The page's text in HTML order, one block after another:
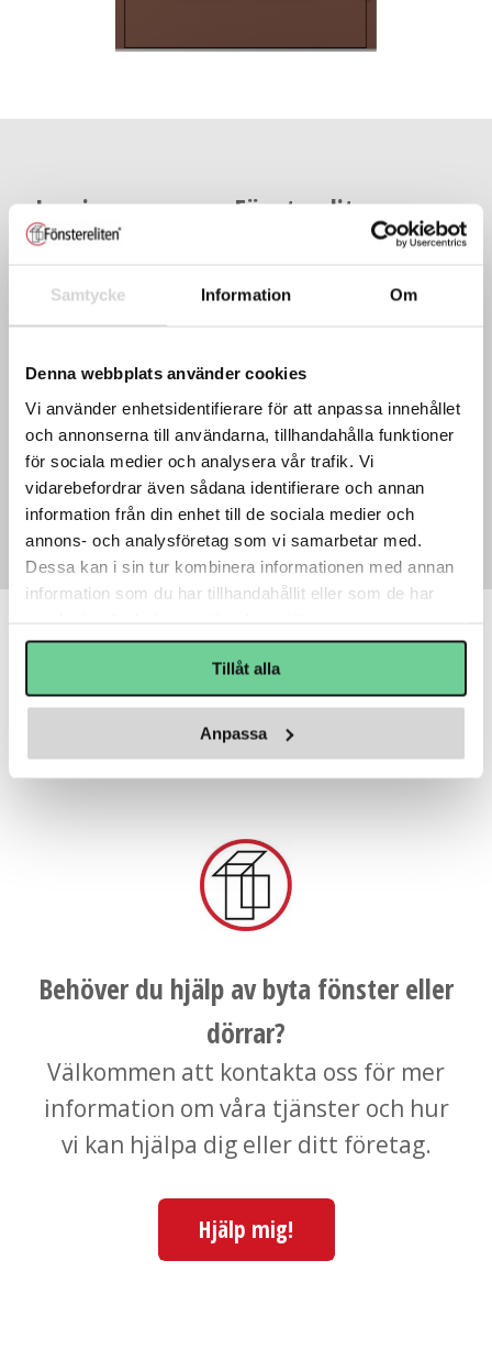
Samtycke Information Om
Denna webbplats använder cookies
Vi använder enhetsidentifierare för att anpassa innehållet
och annonserna till användarna, tillhandahålla funktioner
för sociala medier och analysera vår trafik. Vi
vidarebefordrar även sådana identifierare och annan
information från din enhet till de sociala medier och
annons- och analysföretag som vi samarbetar med.
Dessa kan i sin tur kombinera informationen med annan
information som du har tillhandahållit eller som de har
Tillåt alla
Anpassa
Inspireras mer av Fönstereliten
fönster och dörrar!
Mer inspiration från Fönstereliten
Behöver du hjälp av byta fönster eller
dörrar?
Välkommen att kontakta oss för mer
information om våra tjänster och hur
vi kan hjälpa dig eller ditt företag.
Hjälp mig!